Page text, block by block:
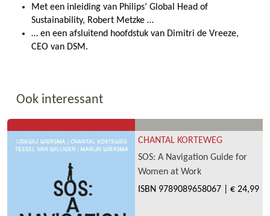
Met een inleiding van Philips’ Global Head of
Sustainability, Robert Metzke …
… en een afsluitend hoofdstuk van Dimitri de Vreeze,
CEO van DSM.
Ook interessant
CHANTAL KORTEWEG
SOS: A Navigation Guide for
Women at Work
ISBN 9789089658067 € 24,99